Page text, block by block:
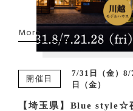
More
開催日
7/31日（金）8/
日（金）
【埼玉県】Blue style☆